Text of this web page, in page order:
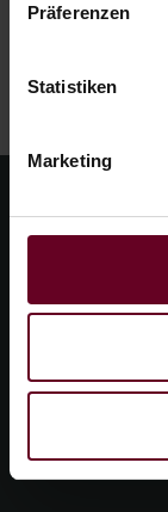
Präferenzen
Statistiken
Marketing